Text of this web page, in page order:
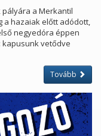
pályára a Merkantil
a hazaiak előtt adódott,
negyedóra éppen
kapusunk vetődve
Tovább